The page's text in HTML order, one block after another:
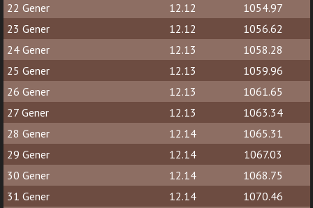
22 Gener
12.12
1054.97
23 Gener
12.12
1056.62
24 Gener
12.13
1058.28
25 Gener
12.13
1059.96
26 Gener
12.13
1061.65
27 Gener
12.13
1063.34
28 Gener
12.14
1065.31
29 Gener
12.14
1067.03
30 Gener
12.14
1068.75
31 Gener
12.14
1070.46